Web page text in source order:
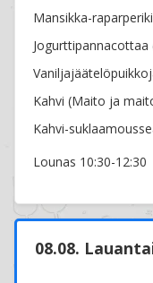
Mansikka-
Kahvi (Maito ja
Kahvi-
Lounas 10:30-12:30
08.08.